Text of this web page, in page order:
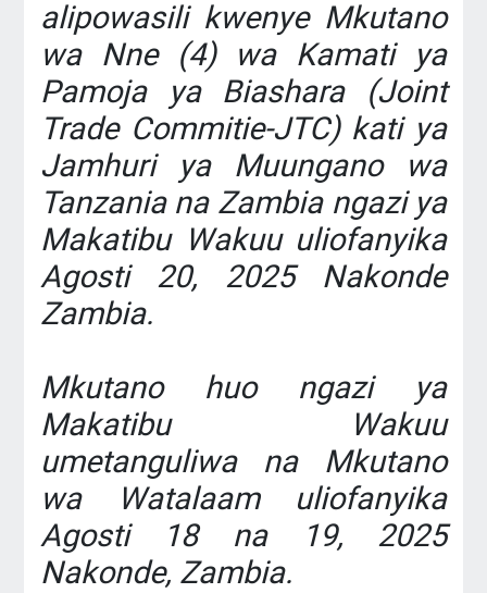
alipowasili kwenye Mkutano
wa Nne (4) wa Kamati ya
Pamoja ya Biashara (Joint
Trade Commitie-JTC) kati ya
Jamhuri ya Muungano wa
Tanzania na Zambia ngazi ya
Makatibu Wakuu uliofanyika
Agosti 20, 2025 Nakonde
Zambia.
Mkutano huo ngazi ya
Makatibu Wakuu
umetanguliwa na Mkutano
wa Watalaam uliofanyika
Agosti 18 na 19, 2025
Nakonde, Zambia.